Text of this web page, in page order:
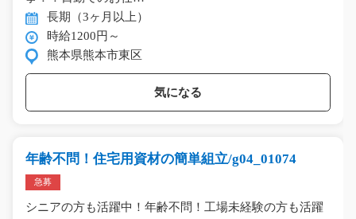
長期（3ヶ月以上）
時給1200円～
熊本県熊本市東区
気になる
年齢不問！住宅用資材の簡単組立/g04_01074
急募
シニアの方も活躍中！年齢不問！工場未経験の方も活躍